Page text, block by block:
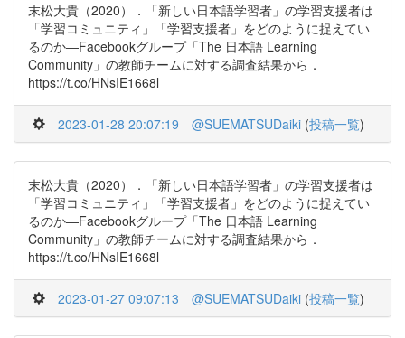
末松大貴（2020）．「新しい日本語学習者」の学習支援者は
「学習コミュニティ」「学習支援者」をどのように捉えてい
るのか―Facebookグループ「The 日本語 Learning
Community」の教師チームに対する調査結果から．
https://t.co/HNsIE1668l
2023-01-28 20:07:19 @SUEMATSUDaiki (投稿一覧)
末松大貴（2020）．「新しい日本語学習者」の学習支援者は
「学習コミュニティ」「学習支援者」をどのように捉えてい
るのか―Facebookグループ「The 日本語 Learning
Community」の教師チームに対する調査結果から．
https://t.co/HNsIE1668l
2023-01-27 09:07:13 @SUEMATSUDaiki (投稿一覧)